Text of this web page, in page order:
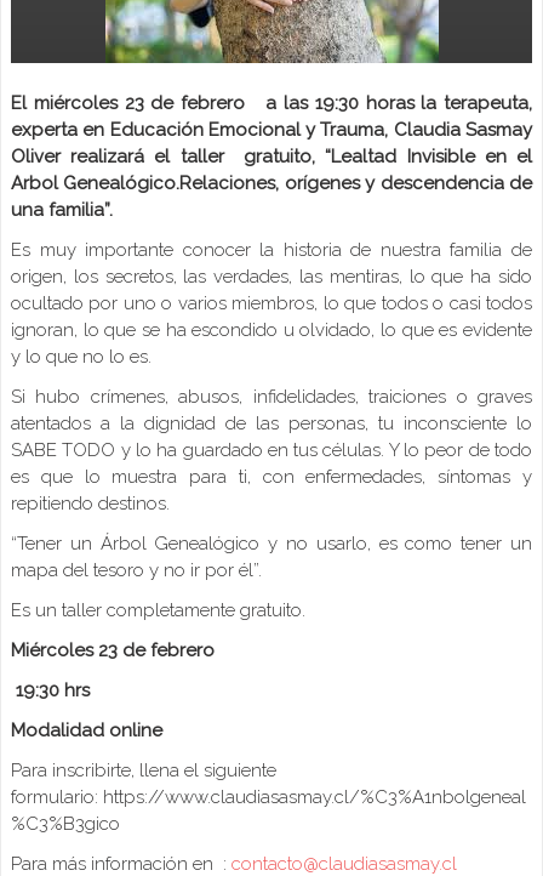
El miércoles 23 de febrero a las 19:30 horas la terapeuta,
experta en Educación Emocional y Trauma, Claudia Sasmay
Oliver realizará el taller gratuito, “Lealtad Invisible en el
Arbol Genealógico.Relaciones, orígenes y descendencia de
una familia”.
Es muy importante conocer la historia de nuestra familia de
origen, los secretos, las verdades, las mentiras, lo que ha sido
ocultado por uno o varios miembros, lo que todos o casi todos
ignoran, lo que se ha escondido u olvidado, lo que es evidente
y lo que no lo es.
Si hubo crímenes, abusos, infidelidades, traiciones o graves
atentados a la dignidad de las personas, tu inconsciente lo
SABE TODO y lo ha guardado en tus células. Y lo peor de todo
es que lo muestra para ti, con enfermedades, síntomas y
repitiendo destinos.
“Tener un Árbol Genealógico y no usarlo, es como tener un
mapa del tesoro y no ir por él”.
Es un taller completamente gratuito.
Miércoles 23 de febrero
19:30 hrs
Modalidad online
Para inscribirte, llena el siguiente
formulario: https://www.claudiasasmay.cl/%C3%A1nbolgeneal
%C3%B3gico
Para más información en : contacto@claudiasasmay.cl